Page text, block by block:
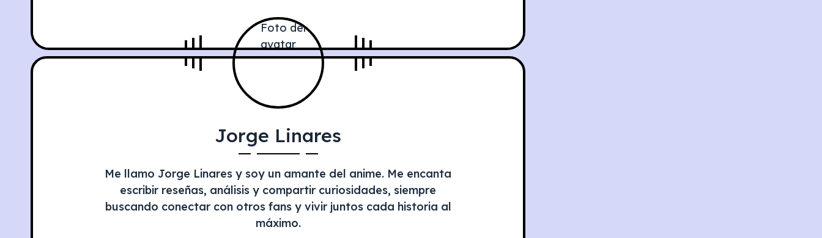
Jorge Linares
Me llamo Jorge Linares y soy un amante del anime. Me encanta
escribir reseñas, análisis y compartir curiosidades, siempre
buscando conectar con otros fans y vivir juntos cada historia al
máximo.